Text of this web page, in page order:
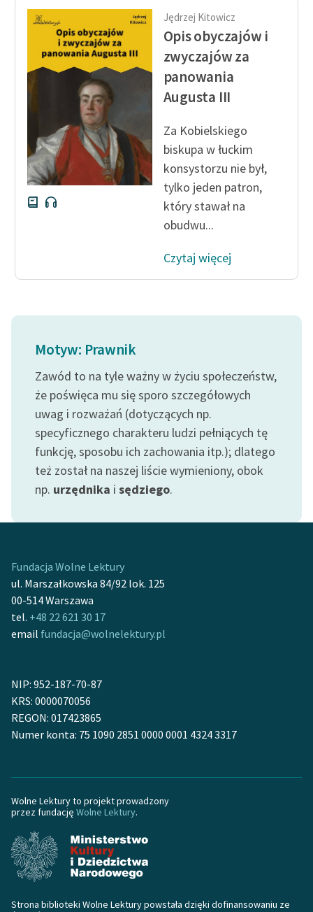
Kolekcje edukacyjne
twórców przechodzących
do domeny publicznej,
lektur szkolnych oraz
Starego Testamentu
Odkurzamy bohaterów
Szkoła Poezji Wolnych
Lektur
O nas
Kontakt
Zasady wykorzystania
Logotypy
Materiały promocyjne
Polityka prywatności
Regulamin biblioteki
Dane fundacji i
sprawozdania finansowe
Regulamin darowizn
wrażliwych
Deklaracja dostępności
Jędrzej Kitowicz
Opis obyczajów i
zwyczajów za
panowania
Augusta III
Za Kobielskiego
biskupa w łuckim
konsystorzu nie był,
tylko jeden patron,
który stawał na
obudwu...
Czytaj więcej
Motyw: Prawnik
Zawód to na tyle ważny w życiu społeczeństw,
że poświęca mu się sporo szczegółowych
uwag i rozważań (dotyczących np.
specyficznego charakteru ludzi pełniących tę
funkcję, sposobu ich zachowania itp.); dlatego
też został na naszej liście wymieniony, obok
np. urzędnika i sędziego.
Fundacja Wolne Lektury
ul. Marszałkowska 84/92 lok. 125
00-514 Warszawa
tel. +48 22 621 30 17
email fundacja@wolnelektury.pl
NIP: 952-187-70-87
KRS: 0000070056
REGON: 017423865
Numer konta: 75 1090 2851 0000 0001 4324 3317
Wolne Lektury to projekt prowadzony
przez fundację Wolne Lektury.
Strona biblioteki Wolne Lektury powstała dzięki dofinansowaniu ze